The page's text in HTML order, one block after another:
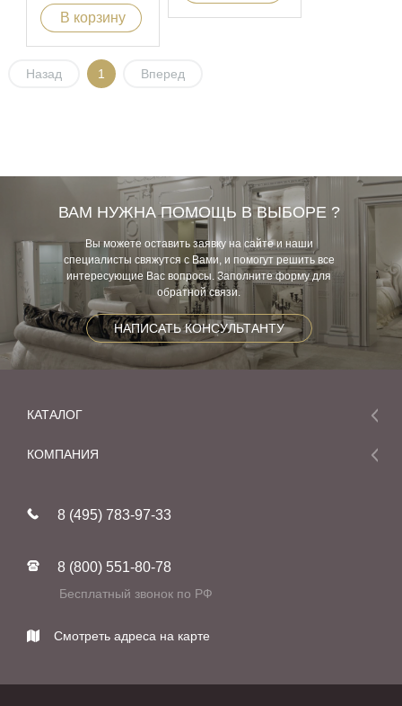
В корзину
Назад 1 Вперед
ВАМ НУЖНА ПОМОЩЬ В ВЫБОРЕ ?
Вы можете оставить заявку на сайте и наши
специалисты свяжутся с Вами, и помогут решить все
интересующие Вас вопросы. Заполните форму для
обратной связи.
НАПИСАТЬ КОНСУЛЬТАНТУ
КАТАЛОГ
Мебель
Фабрики
КОМПАНИЯ
Реставрация
Контакты
8 (495) 783-97-33
8 (800) 551-80-78
Бесплатный звонок по РФ
Смотреть адреса на карте